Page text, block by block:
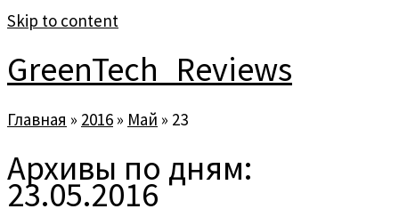
Skip to content
GreenTech_Reviews
Главная » 2016 » Май » 23
Архивы по дням:
23.05.2016